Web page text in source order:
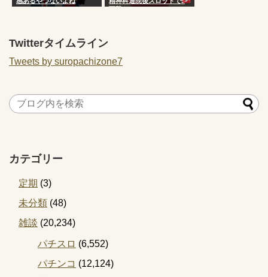
万勝ち
Twitterタイムライン
Tweets by suropachizone7
カテゴリー
定期 (3)
未分類 (48)
雑談 (20,234)
パチスロ (6,552)
パチンコ (12,124)